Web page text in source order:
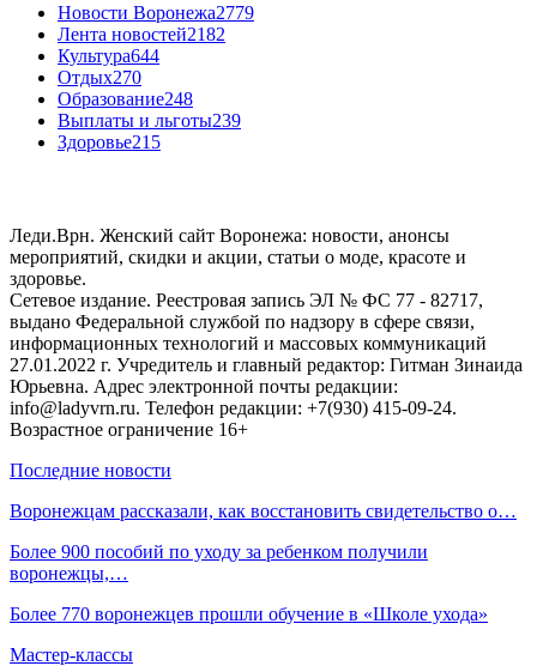
Новости Воронежа2779
Лента новостей2182
Культура644
Отдых270
Образование248
Выплаты и льготы239
Здоровье215
Леди.Врн. Женский сайт Воронежа: новости, анонсы
мероприятий, скидки и акции, статьи о моде, красоте и
здоровье.
Сетевое издание. Реестровая запись ЭЛ № ФС 77 - 82717,
выдано Федеральной службой по надзору в сфере связи,
информационных технологий и массовых коммуникаций
27.01.2022 г. Учредитель и главный редактор: Гитман Зинаида
Юрьевна. Адрес электронной почты редакции:
info@ladyvrn.ru. Телефон редакции: +7(930) 415-09-24.
Возрастное ограничение 16+
Последние новости
Воронежцам рассказали, как восстановить свидетельство о…
Более 900 пособий по уходу за ребенком получили
воронежцы,…
Более 770 воронежцев прошли обучение в «Школе ухода»
Мастер-классы